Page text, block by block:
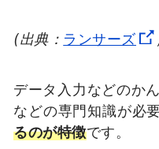
(出典： ランサーズ
データ入力などのか
などの専門知識が必
るのが特徴です。